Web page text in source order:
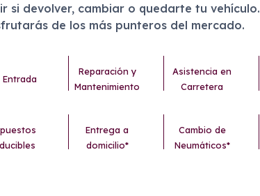
si devolver, cambiar o quedarte tu vehículo.
de los más punteros del mercado.
Entrada
Reparación y
Mantenimiento
Asistencia en
Carretera
Entrega a
domicilio*
Cambio de
Neumáticos*